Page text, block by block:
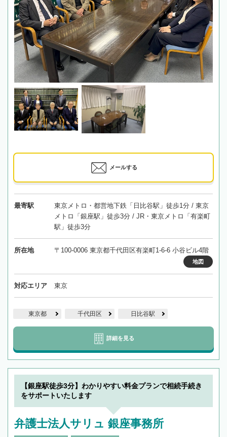
メールする
最寄駅
東京メトロ・都営地下鉄「日比谷駅」徒歩1分 / 東京
メトロ「銀座駅」徒歩3分 / JR・東京メトロ「有楽町
駅」徒歩3分
所在地 〒100-0006 東京都千代田区有楽町1-6-6 小谷ビル4階
地図
対応エリア 東京
東京都 千代田区 日比谷駅
詳細を見る
【銀座駅徒歩3分】わかりやすい料金プランで相続手続き
をサポートいたします
弁護士法人サリュ 銀座事務所